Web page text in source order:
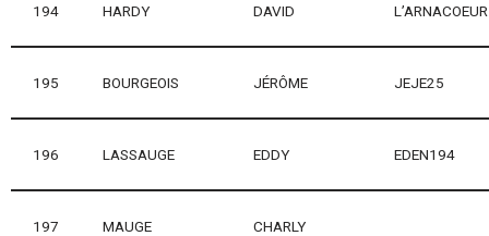
194 HARDY DAVID L’ARNACOEUR
195 BOURGEOIS JÉRÔME JEJE25
196 LASSAUGE EDDY EDEN194
197 MAUGE CHARLY